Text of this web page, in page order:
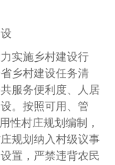
实施乡村建设行
乡村建设任务清
服务便利度、人居
。按照可用、管
性村庄规划编制，
规划纳入村级议事
置，严禁违背农民